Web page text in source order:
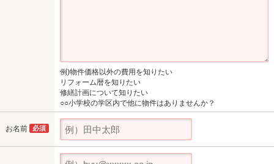
例)物件価格以外の費用を知りたい
リフォーム暦を知りたい
修繕計画について知りたい
○○小学校の学区内で他に物件はありませんか？
お名前 必須